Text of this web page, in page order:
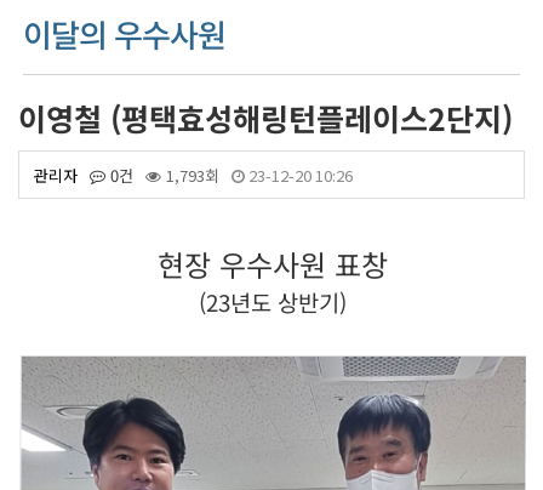
이달의 우수사원
이영철 (평택효성해링턴플레이스2단지)
관리자 0건 1,793회 23-12-20 10:26
현장 우수사원 표창
(23년도 상반기)